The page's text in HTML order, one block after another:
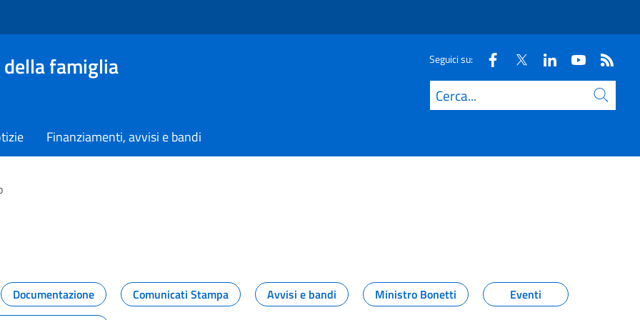
famiglia Seguici su:
Cerca
Finanziamenti, avvisi e bandi
dal Dipartimento
Documentazione Comunicati Stampa Avvisi e bandi Ministro Bonetti
Eventi